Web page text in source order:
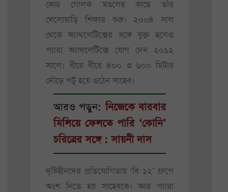
কোচ গোলক মণ্ডলের কাছে তাঁর
খেলোয়াড়ি শিক্ষার শুরু। ২০০৪ সাল
থেকে অ্যাথলেটিক্সের সঙ্গে যুক্ত হলেও
প্যারা অ্যাথলেটিক্সে যোগ দেন ২০১২
সালে। ধীরে ধীরে ৪০০ ও ৬০০ মিটার
দৌড়ে পটু হয়ে ওঠেন সাহেব।
আরও পড়ুন:নিজেকে বারবার
মিলিয়ে ফেলতে পারি ‘কোনি’
চরিত্রের সঙ্গে : সায়নী দাস
দৃষ্টিহীনদের প্রতিযোগিতায় ‘‌বি ১২’‌ গ্রুপে
অংশ নিতে হয় সাহেবকে। আর প্যারা